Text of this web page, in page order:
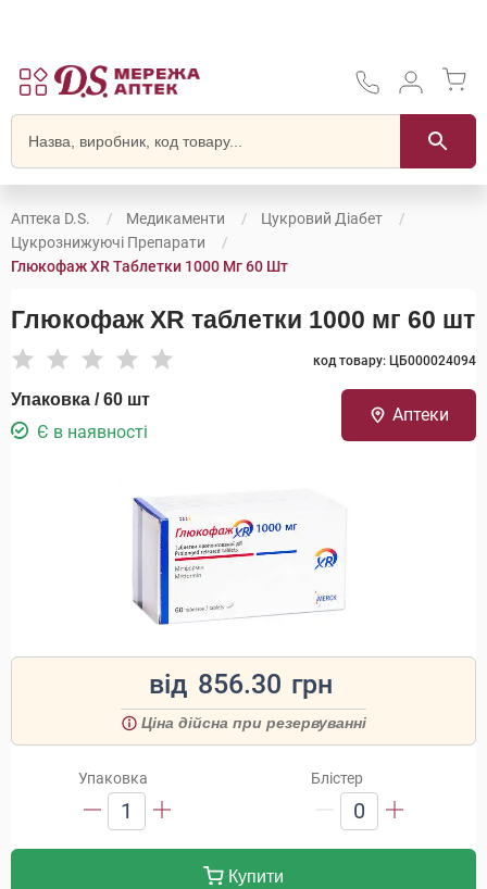
Аптека D.S. Медикаменти
Цукровий Діабет
Цукрознижуючі Препарати
Глюкофаж XR Таблетки 1000 Мг 60 Шт
Глюкофаж XR таблетки 1000 мг 60 шт
код товару: ЦБ000024094
Упаковка / 60 шт
Є в наявності
Аптеки
від 856.30 грн
Ціна дійсна при резервуванні
Упаковка
1
Блістер
0
Купити